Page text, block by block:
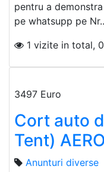
pentru a
pe whatsupp pe
1 vizite in total,
3497 Euro
Cort auto
Tent)
Anunturi diverse